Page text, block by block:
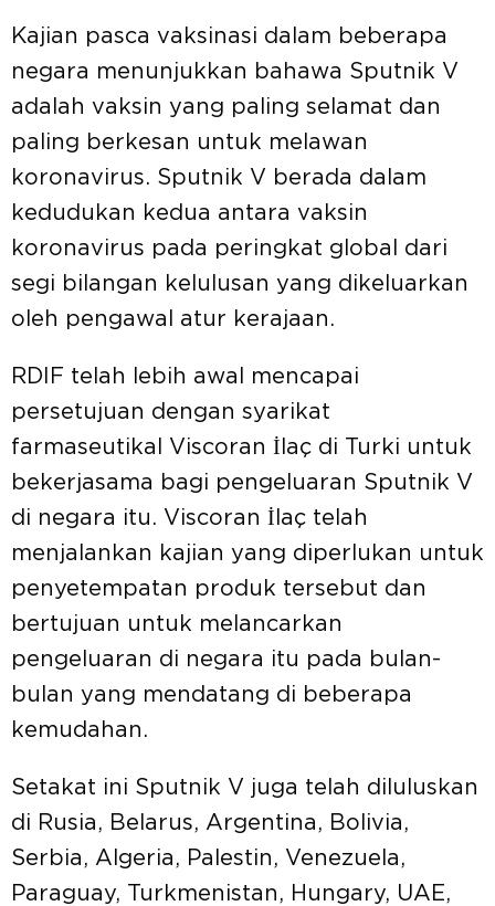
Kajian pasca vaksinasi dalam beberapa
negara menunjukkan bahawa Sputnik V
adalah vaksin yang paling selamat dan
paling berkesan untuk melawan
koronavirus. Sputnik V berada dalam
kedudukan kedua antara vaksin
koronavirus pada peringkat global dari
segi bilangan kelulusan yang dikeluarkan
oleh pengawal atur kerajaan.
RDIF telah lebih awal mencapai
persetujuan dengan syarikat
farmaseutikal Viscoran İlaç di Turki untuk
bekerjasama bagi pengeluaran Sputnik V
di negara itu. Viscoran İlaç telah
menjalankan kajian yang diperlukan untuk
penyetempatan produk tersebut dan
bertujuan untuk melancarkan
pengeluaran di negara itu pada bulan-
bulan yang mendatang di beberapa
kemudahan.
Setakat ini Sputnik V juga telah diluluskan
di Rusia, Belarus, Argentina, Bolivia,
Serbia, Algeria, Palestin, Venezuela,
Paraguay, Turkmenistan, Hungary, UAE,